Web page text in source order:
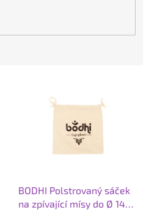
BODHI Polstrovaný sáček
na zpívající mísy do Ø 14